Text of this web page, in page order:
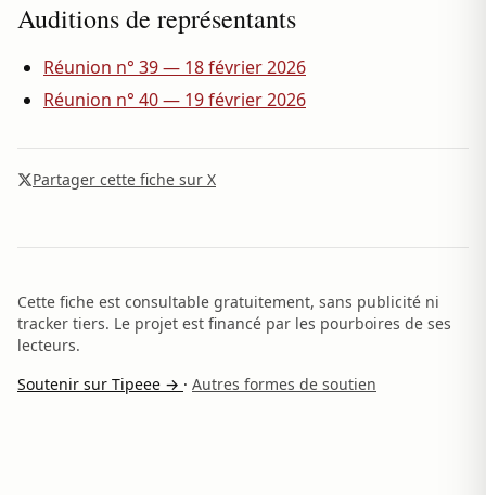
Auditions de représentants
Réunion n° 39 — 18 février 2026
Réunion n° 40 — 19 février 2026
Partager cette fiche sur X
Cette fiche est consultable gratuitement, sans publicité ni
tracker tiers. Le projet est financé par les pourboires de ses
lecteurs.
Soutenir sur Tipeee → · Autres formes de soutien